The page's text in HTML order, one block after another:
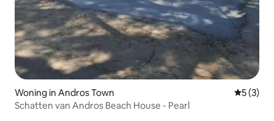
Woning in Andros Town
5 (3)
Schatten van Andros Beach House - Pearl